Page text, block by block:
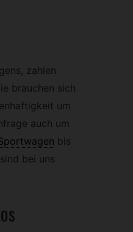
zahlen
brauchen sich
um
auch um
bis
bei uns